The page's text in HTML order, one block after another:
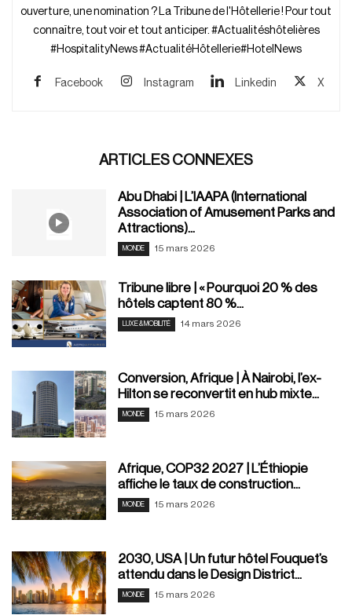
ouverture, une nomination ? La Tribune de l'Hôtellerie ! Pour tout
connaître, tout voir et tout anticiper. #Actualitéshôtelières
#HospitalityNews #ActualitéHôtellerie#HotelNews
Facebook Instagram Linkedin X
ARTICLES CONNEXES
Abu Dhabi | L’IAAPA (International
Association of Amusement Parks and
Attractions)...
MONDE 15 mars 2026
Tribune libre | « Pourquoi 20 % des
hôtels captent 80 %...
LUXE & MOBILITÉ 14 mars 2026
Conversion, Afrique | À Nairobi, l’ex-
Hilton se reconvertit en hub mixte...
MONDE 15 mars 2026
Afrique, COP32 2027 | L’Éthiopie
affiche le taux de construction...
MONDE 15 mars 2026
2030, USA | Un futur hôtel Fouquet’s
attendu dans le Design District...
MONDE 15 mars 2026